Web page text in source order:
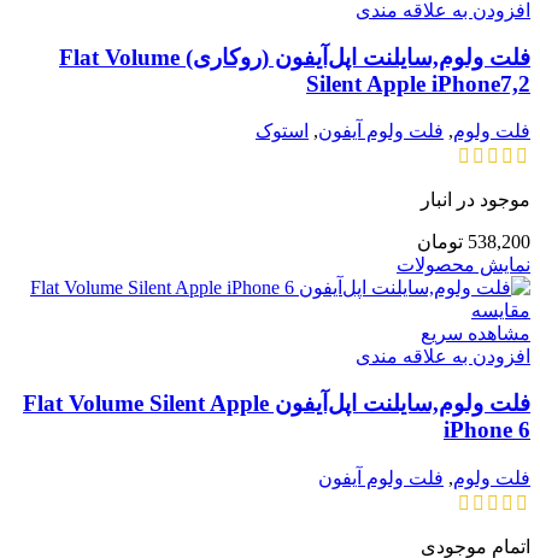
افزودن به علاقه مندی
فلت ولوم,سایلنت اپل‌آیفون (روکاری) Flat Volume
Silent Apple iPhone7,2
فلت ولوم, فلت ولوم آیفون, استوک
موجود در انبار
538,200 تومان
نمایش محصولات
مقایسه
مشاهده سریع
افزودن به علاقه مندی
فلت ولوم,سایلنت اپل‌آیفون Flat Volume Silent Apple
iPhone 6
فلت ولوم, فلت ولوم آیفون
اتمام موجودی